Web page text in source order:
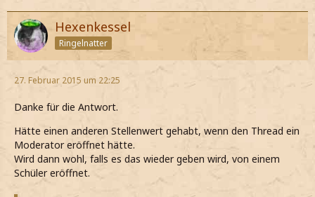
Hexenkessel
Ringelnatter
27. Februar 2015 um 22:25
Danke für die Antwort.
Hätte einen anderen Stellenwert gehabt, wenn den Thread ein
Moderator eröffnet hätte.
Wird dann wohl, falls es das wieder geben wird, von einem
Schüler eröffnet.